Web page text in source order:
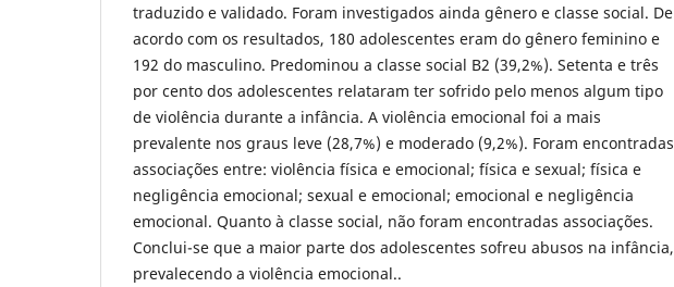
traduzido e validado. Foram investigados ainda gênero e classe social. De
acordo com os resultados, 180 adolescentes eram do gênero feminino e
192 do masculino. Predominou a classe social B2 (39,2%). Setenta e três
por cento dos adolescentes relataram ter sofrido pelo menos algum tipo
de violência durante a infância. A violência emocional foi a mais
prevalente nos graus leve (28,7%) e moderado (9,2%). Foram encontradas
associações entre: violência física e emocional; física e sexual; física e
negligência emocional; sexual e emocional; emocional e negligência
emocional. Quanto à classe social, não foram encontradas associações.
Conclui-se que a maior parte dos adolescentes sofreu abusos na infância,
prevalecendo a violência emocional..